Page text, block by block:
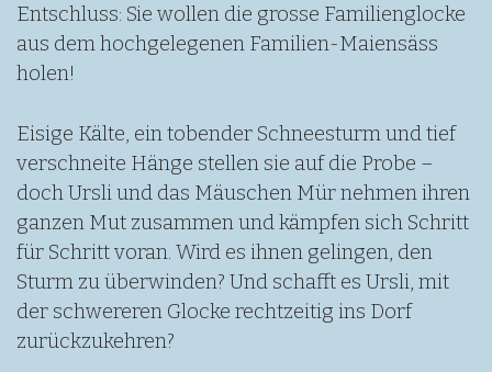
Entschluss: Sie wollen die grosse Familienglocke
aus dem hochgelegenen Familien-Maiensäss
holen!
Eisige Kälte, ein tobender Schneesturm und tief
verschneite Hänge stellen sie auf die Probe –
doch Ursli und das Mäuschen Mür nehmen ihren
ganzen Mut zusammen und kämpfen sich Schritt
für Schritt voran. Wird es ihnen gelingen, den
Sturm zu überwinden? Und schafft es Ursli, mit
der schwereren Glocke rechtzeitig ins Dorf
zurückzukehren?